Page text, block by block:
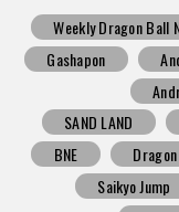
Weekly Dragon Ball
Gashapon
SAND LAND
BNE
Saikyo Jump